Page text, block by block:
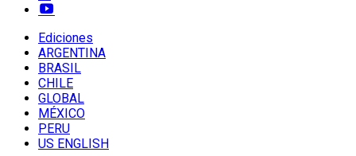
Ediciones
ARGENTINA
BRASIL
CHILE
GLOBAL
MÉXICO
PERU
US ENGLISH